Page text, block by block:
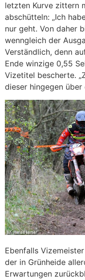
letzten Kurve zittern
abschütteln: „Ich
nur geht. Von daher
wenngleich der
Verständlich, denn
Ende winzige 0,55
Vizetitel bescherte.
dieser hingegen über
Ebenfalls
der in Grünheide
Erwartungen